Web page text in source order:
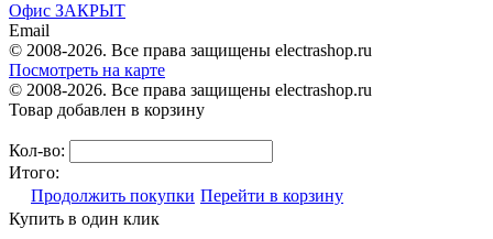
Офис ЗАКРЫТ
Email
© 2008-2026. Все права защищены electrashop.ru
Посмотреть на карте
© 2008-2026. Все права защищены electrashop.ru
Товар добавлен в корзину
Кол-во:
Итого:
Продолжить покупки Перейти в корзину
Купить в один клик